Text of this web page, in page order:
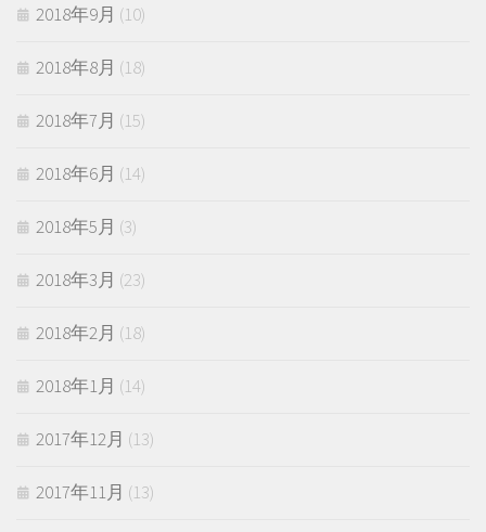
2018年9月 (10)
2018年8月 (18)
2018年7月 (15)
2018年6月 (14)
2018年5月 (3)
2018年3月 (23)
2018年2月 (18)
2018年1月 (14)
2017年12月 (13)
2017年11月 (13)